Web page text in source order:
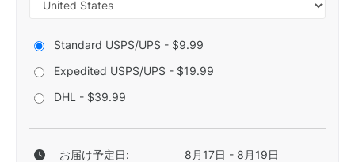
Standard USPS/UPS - $9.99
Expedited USPS/UPS - $19.99
DHL - $39.99
お届け予定日:
8月17日 - 8月19日